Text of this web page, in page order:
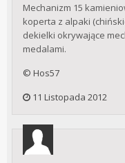
Mechanizm 15
koperta z alpaki
dekielki okrywające
medalami.
© Hos57
11 Listopada 2012